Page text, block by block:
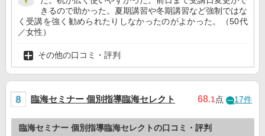
きるので助かった。夏期講習や冬期講習など強制ではな
く受講を強く勧められたりしなかったのがよかった。（50代
／女性）
その他の口コミ・評判
臨海セミナー 個別指導臨海セレクト 68.1点 17件
臨海セミナー 個別指導臨海セレクトの口コミ・評判